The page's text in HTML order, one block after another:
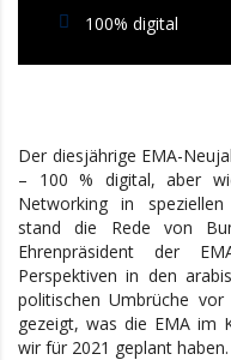
100% digital
Der diesjährige EMA-
– 100 % digital, aber
Networking in
stand die Rede von
Ehrenpräsident der
Perspektiven in den
politischen Umbrüche
gezeigt, was die EMA im
wir für 2021 geplant haben.